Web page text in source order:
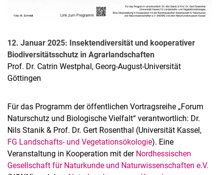
12. Januar 2025: Insektendiversität und kooperativer
Biodiversitätsschutz in Agrarlandschaften
Prof. Dr. Catrin Westphal, Georg-August-Universität
Göttingen
Für das Programm der öffentlichen Vortragsreihe „Forum
Naturschutz und Biologische Vielfalt“ verantwortlich: Dr.
Nils Stanik & Prof. Dr. Gert Rosenthal (Universität Kassel,
FG Landschafts- und Vegetationsökologie). Eine
Veranstaltung in Kooperation mit der Nordhessischen
Gesellschaft für Naturkunde und Naturwissenschaften e.V.